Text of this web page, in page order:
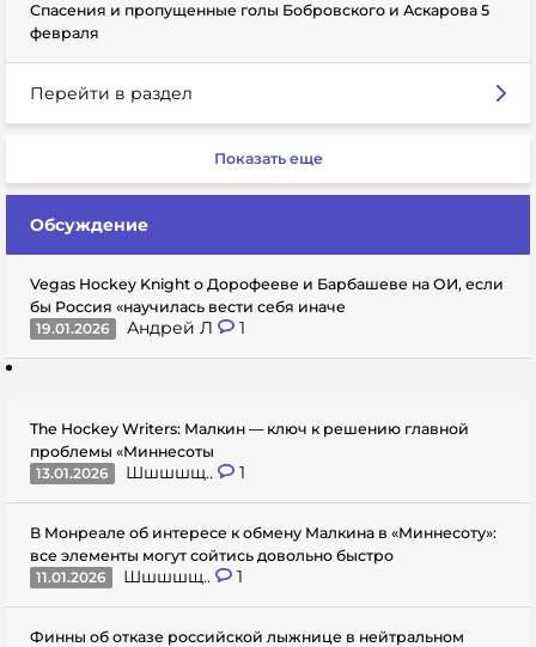
Спасения и пропущенные голы Бобровского и Аскарова 5
февраля
Перейти в раздел
Показать еще
Обсуждение
Vegas Hockey Knight о Дорофееве и Барбашеве на ОИ, если
бы Россия «научилась вести себя иначе
19.01.2026
Андрей Л 1
The Hockey Writers: Малкин — ключ к решению главной
проблемы «Миннесоты
13.01.2026
Шшшшщ.. 1
В Монреале об интересе к обмену Малкина в «Миннесоту»:
все элементы могут сойтись довольно быстро
11.01.2026
Шшшшщ.. 1
Финны об отказе российской лыжнице в нейтральном